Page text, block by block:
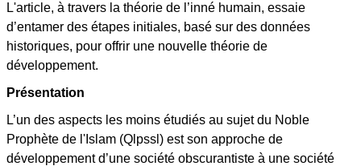
L'article, à travers la théorie de l’inné humain, essaie
d’entamer des étapes initiales, basé sur des données
historiques, pour offrir une nouvelle théorie de
développement.
Présentation
L’un des aspects les moins étudiés au sujet du Noble
Prophète de l'Islam (Qlpssl) est son approche de
développement d’une société obscurantiste à une société